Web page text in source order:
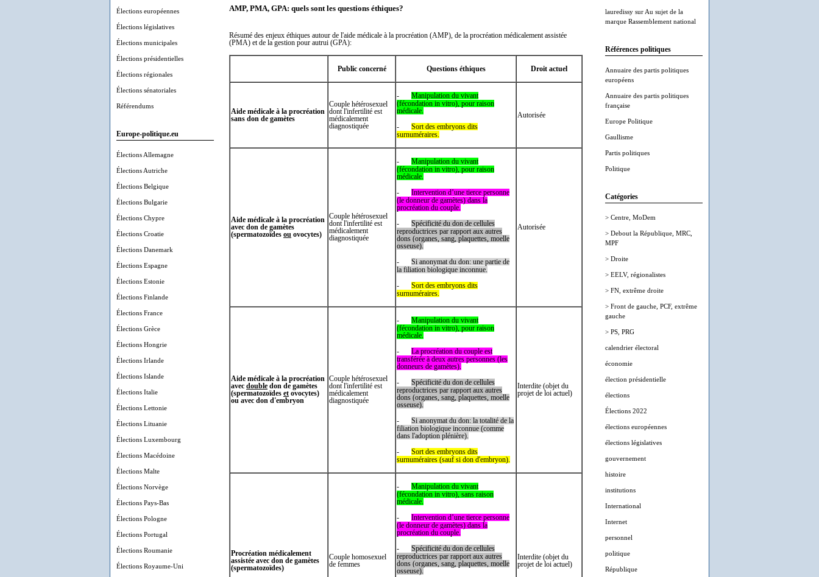
Élections européennes
Élections législatives
Élections municipales
Élections présidentielles
Élections régionales
Élections sénatoriales
Référendums
Europe-politique.eu
Élections Allemagne
Élections Autriche
Élections Belgique
Élections Bulgarie
Élections Chypre
Élections Croatie
Élections Danemark
Élections Espagne
Élections Estonie
Élections Finlande
Élections France
Élections Grèce
Élections Hongrie
Élections Irlande
Élections Islande
Élections Italie
Élections Lettonie
Élections Lituanie
Élections Luxembourg
Élections Macédoine
Élections Malte
Élections Norvège
Élections Pays-Bas
Élections Pologne
Élections Portugal
Élections Roumanie
Élections Royaume-Uni
lauredissy sur Au sujet de la
marque Rassemblement national
Références politiques
Annuaire des partis politiques
européens
Annuaire des partis politiques
française
Europe Politique
Gaullisme
Partis politiques
Politique
Catégories
> Centre, MoDem
> Debout la République, MRC,
MPF
> Droite
> EELV, régionalistes
> FN, extrême droite
> Front de gauche, PCF, extrême
gauche
> PS, PRG
calendrier électoral
économie
élection présidentielle
élections
Élections 2022
élections européennes
élections législatives
gouvernement
histoire
institutions
International
Internet
personnel
politique
République
AMP, PMA, GPA: quels sont les questions éthiques?
Résumé des enjeux éthiques autour de l'aide médicale à la procréation (AMP), de la procréation médicalement assistée
(PMA) et de la gestion pour autrui (GPA):
Public concerné Questions éthiques Droit actuel
Aide médicale à la procréation
sans don de gamètes
Couple hétérosexuel
dont l'infertilité est
médicalement
diagnostiquée
-
Manipulation du vivant
(fécondation in vitro), pour raison
médicale.
-
Sort des embryons dits
surnuméraires.
Autorisée
Aide médicale à la procréation
avec don de gamètes
(spermatozoïdes ou ovocytes)
Couple hétérosexuel
dont l'infertilité est
médicalement
diagnostiquée
-
Manipulation du vivant
(fécondation in vitro), pour raison
médicale.
-
Intervention d’une tierce personne
(le donneur de gamètes) dans la
procréation du couple.
-
Spécificité du don de cellules
reproductrices par rapport aux autres
dons (organes, sang, plaquettes, moelle
osseuse).
-
Si anonymat du don: une partie de
la filiation biologique inconnue.
-
Sort des embryons dits
surnuméraires.
Autorisée
Aide médicale à la procréation
avec double don de gamètes
(spermatozoïdes et ovocytes)
ou avec don d'embryon
Couple hétérosexuel
dont l'infertilité est
médicalement
diagnostiquée
-
Manipulation du vivant
(fécondation in vitro), pour raison
médicale.
-
La procréation du couple est
transférée à deux autres personnes (les
donneurs de gamètes).
-
Spécificité du don de cellules
reproductrices par rapport aux autres
dons (organes, sang, plaquettes, moelle
osseuse).
-
Si anonymat du don: la totalité de la
filiation biologique inconnue (comme
dans l'adoption plénière).
-
Sort des embryons dits
surnuméraires (sauf si don d'embryon).
Interdite (objet du
projet de loi actuel)
Procréation médicalement
assistée avec don de gamètes
(spermatozoïdes)
Couple homosexuel
de femmes
-
Manipulation du vivant
(fécondation in vitro), sans raison
médicale.
-
Intervention d’une tierce personne
(le donneur de gamètes) dans la
procréation du couple.
-
Spécificité du don de cellules
reproductrices par rapport aux autres
dons (organes, sang, plaquettes, moelle
osseuse).
Interdite (objet du
projet de loi actuel)